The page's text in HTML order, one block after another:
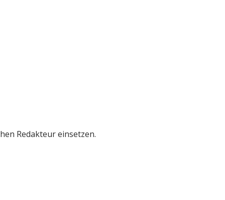
Redakteur einsetzen.